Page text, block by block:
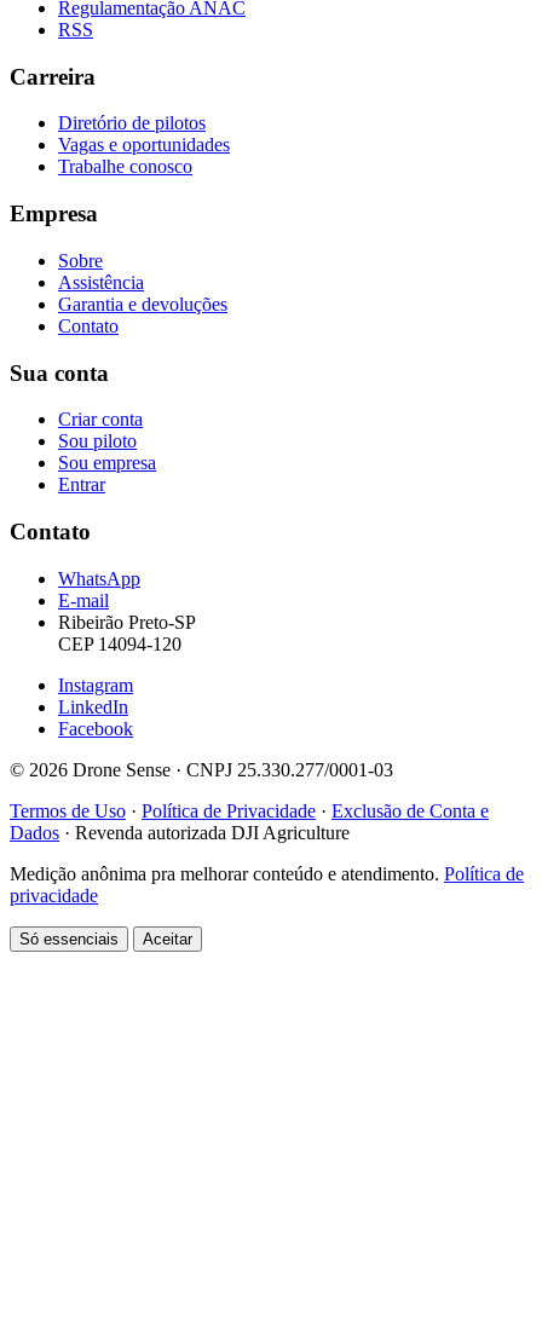
Regulamentação ANAC
RSS
Carreira
Diretório de pilotos
Vagas e oportunidades
Trabalhe conosco
Empresa
Sobre
Assistência
Garantia e devoluções
Contato
Sua conta
Criar conta
Sou piloto
Sou empresa
Entrar
Contato
WhatsApp
E-mail
Ribeirão Preto-SP
CEP 14094-120
Instagram
LinkedIn
Facebook
© 2026 Drone Sense · CNPJ 25.330.277/0001-03
Termos de Uso · Política de Privacidade · Exclusão de Conta e
Dados · Revenda autorizada DJI Agriculture
Medição anônima pra melhorar conteúdo e atendimento. Política de
privacidade
Só essenciais Aceitar